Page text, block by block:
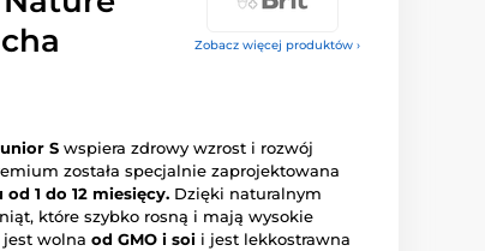
Zobacz więcej produktów ›
S wspiera zdrowy wzrost i rozwój
została specjalnie zaprojektowana
1 do 12 miesięcy. Dzięki naturalnym
które szybko rosną i mają wysokie
jest wolna od GMO i soi i jest lekkostrawna